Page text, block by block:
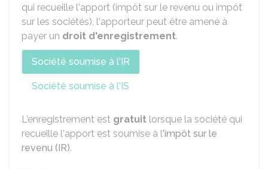
qui recueille l'apport (impôt sur le revenu ou impôt
sur les sociétés), l'apporteur peut être amené à
payer un droit d'enregistrement.
Société soumise à l'IR
Société soumise à l'IS
L'enregistrement est gratuit lorsque la société qui
recueille l'apport est soumise à l'impôt sur le
revenu (IR).